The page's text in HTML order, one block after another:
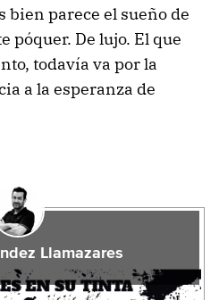
bien parece el sueño de
póquer. De lujo. El que
todavía va por la
a la esperanza de
Llamazares